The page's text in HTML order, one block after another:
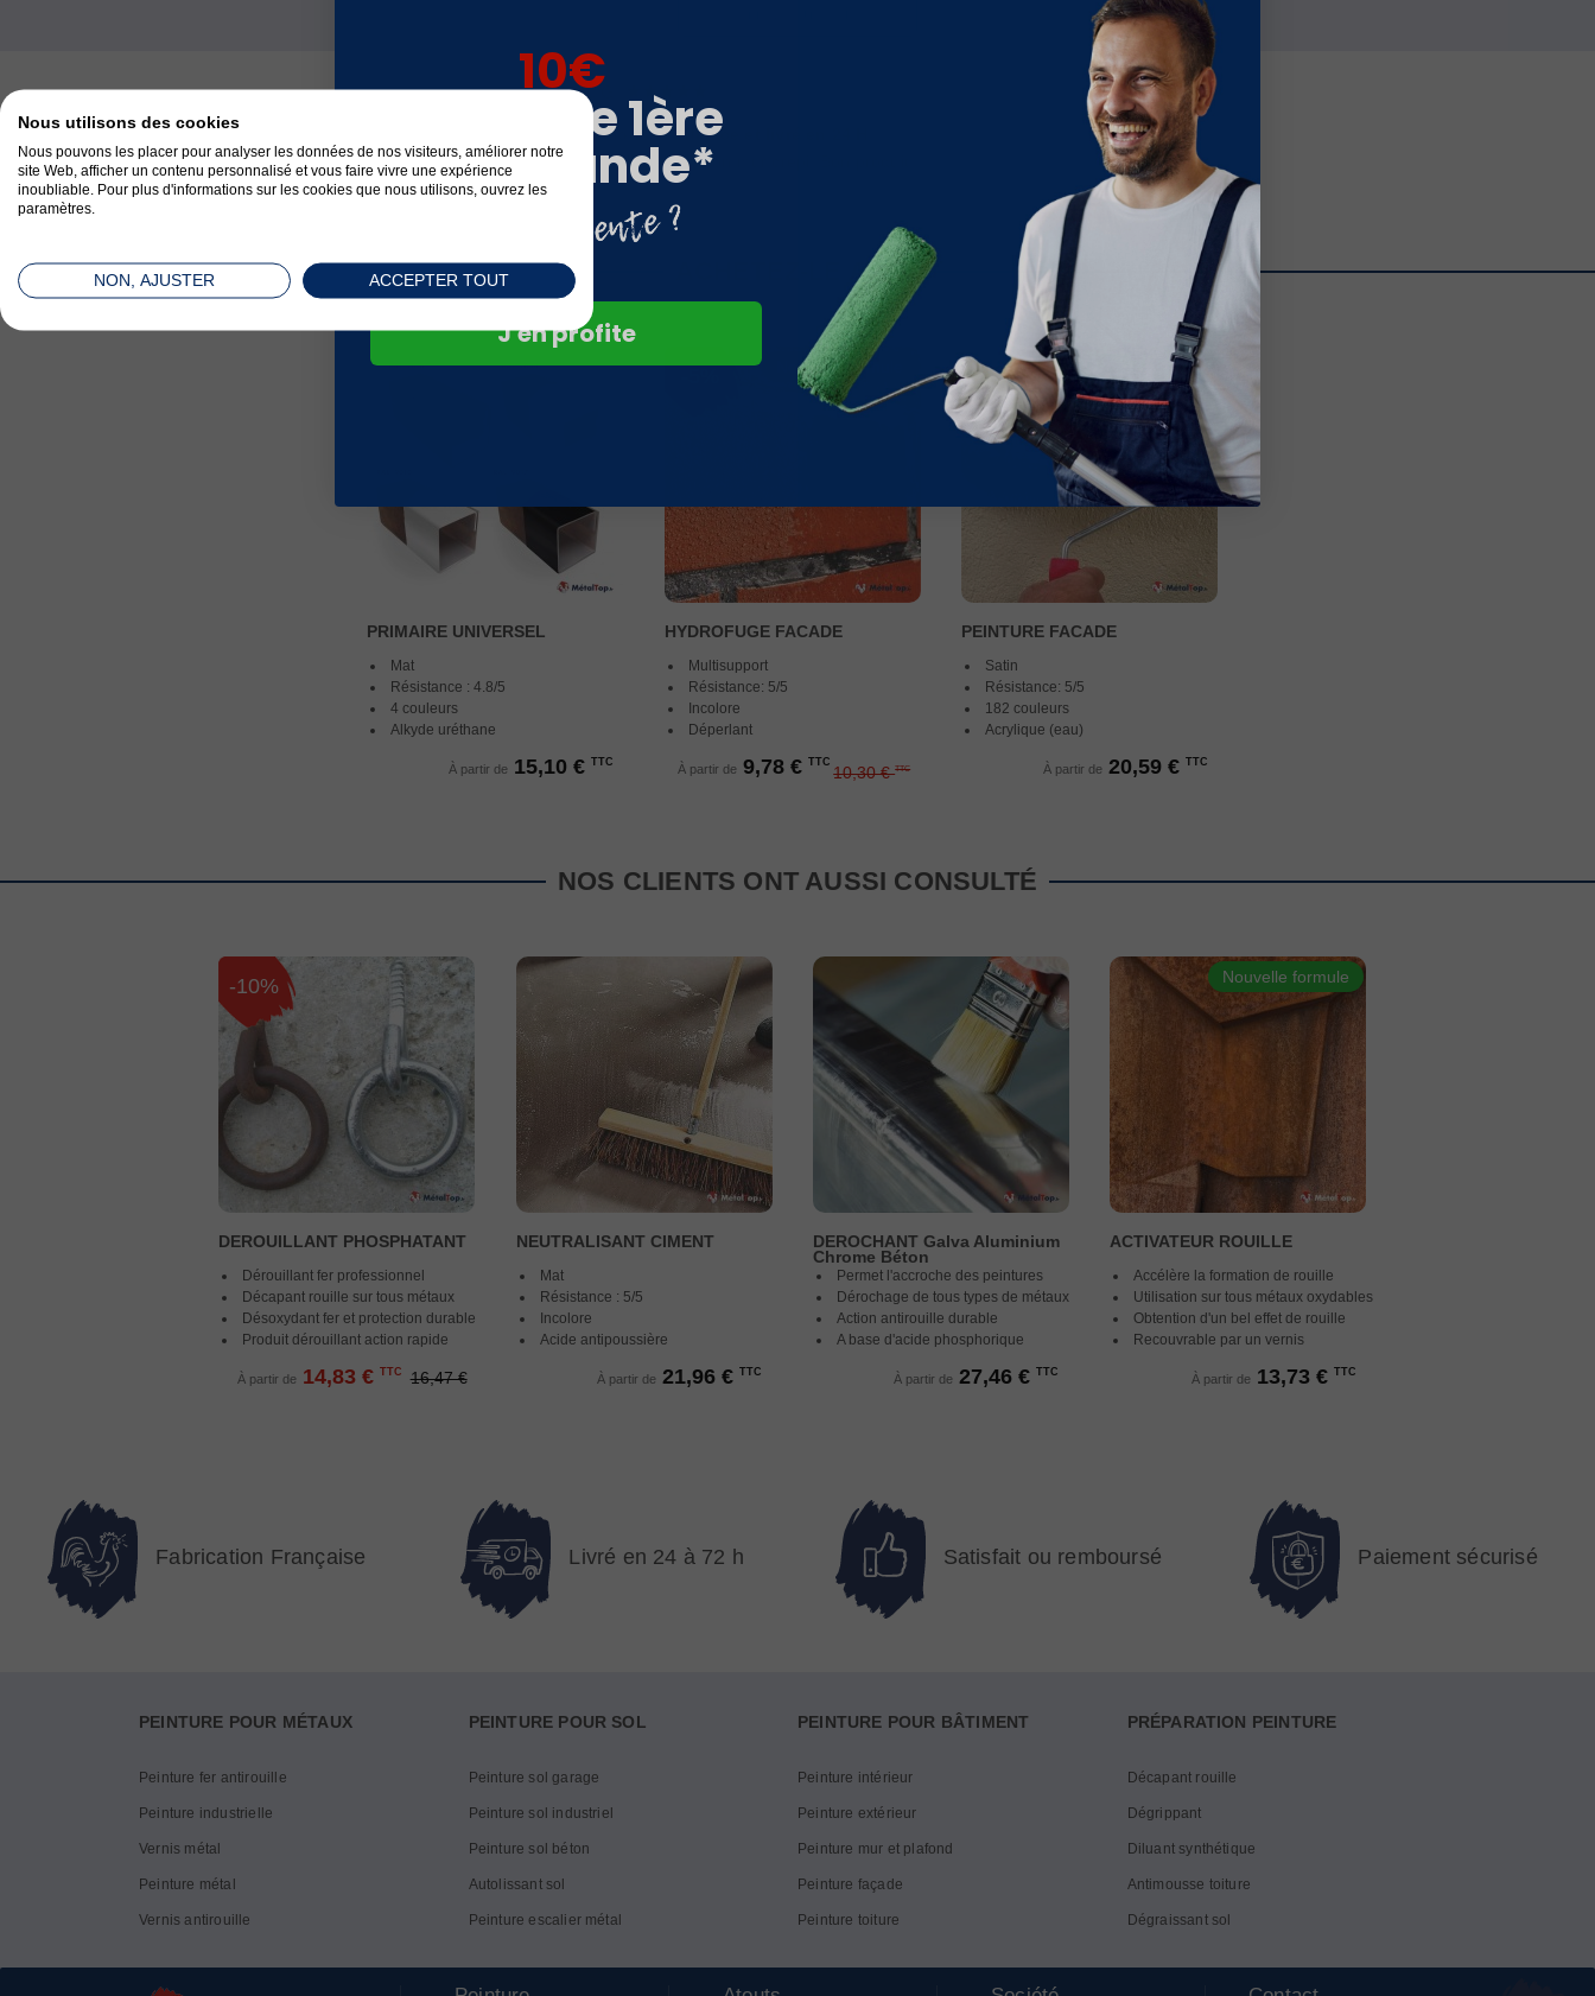
Luc G.
anti mousse efficace et livré en 24 H
J'ai appliqué sur mon mur crépi. Bon produit
ACHETEZ-LE AVEC
PRIMAIRE UNIVERSEL
Mat
Résistance : 4.8/5
4 couleurs
Alkyde uréthane
À partir de 15,10 € TTC
HYDROFUGE FACADE
Multisupport
Résistance: 5/5
Incolore
Déperlant
Nouvelle formule
À partir de 9,78 € TTC
10,30 €TTC
PEINTURE FACADE
Satin
Résistance: 5/5
182 couleurs
Acrylique (eau)
À partir de 20,59 € TTC
NOS CLIENTS ONT AUSSI CONSULTÉ
DEROUILLANT PHOSPHATANT
Dérouillant fer professionnel
Décapant rouille sur tous métaux
Désoxydant fer et protection durable
Produit dérouillant action rapide
-10%
À partir de 14,83 € TTC 16,47 €
NEUTRALISANT CIMENT
Mat
Résistance : 5/5
Incolore
Acide antipoussière
À partir de 21,96 € TTC
DEROCHANT Galva Aluminium
Chrome Béton
Permet l'accroche des peintures
Dérochage de tous types de métaux
Action antirouille durable
A base d'acide phosphorique
À partir de 27,46 € TTC
ACTIVATEUR ROUILLE
Accélère la formation de rouille
Utilisation sur tous métaux oxydables
Obtention d'un bel effet de rouille
Recouvrable par un vernis
Nouvelle formule
À partir de 13,73 € TTC
Fabrication Française Livré en 24 à 72 h Satisfait ou remboursé Paiement sécurisé
PEINTURE POUR MÉTAUX
Peinture fer antirouille
Peinture industrielle
Vernis métal
Peinture métal
Vernis antirouille
PEINTURE POUR SOL
Peinture sol garage
Peinture sol industriel
Peinture sol béton
Autolissant sol
Peinture escalier métal
PEINTURE POUR BÂTIMENT
Peinture intérieur
Peinture extérieur
Peinture mur et plafond
Peinture façade
Peinture toiture
PRÉPARATION PEINTURE
Décapant rouille
Dégrippant
Diluant synthétique
Antimousse toiture
Dégraissant sol
Nous utilisons des cookies
Nous pouvons les placer pour analyser les données de nos visiteurs, améliorer notre
site Web, afficher un contenu personnalisé et vous faire vivre une expérience
inoubliable. Pour plus d'informations sur les cookies que nous utilisons, ouvrez les
paramètres.
ACCEPTER TOUT
NON, AJUSTER
10€
sur votre 1ère
commande*
J'en profite